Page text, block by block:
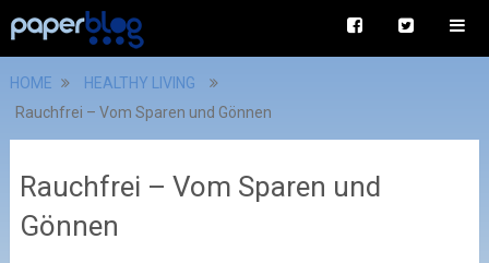
HOME
HEALTHY LIVING
Rauchfrei – Vom Sparen und Gönnen
Rauchfrei – Vom Sparen und
Gönnen